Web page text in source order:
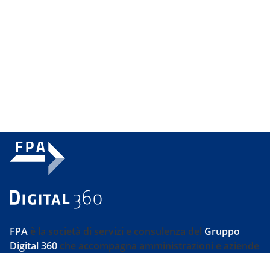
FPA è la società di servizi e consulenza del Gruppo
Digital 360 che accompagna amministrazioni e aziende